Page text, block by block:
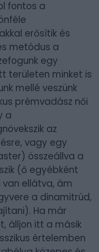
fontos a
erősítik és
metódus a
egy
területen minket is
mellé veszünk
prémvadász női
a
az
vagy egy
összeállva a
(ő egyébként
ellátva, ám
a dinamitrúd,
Ha már
álljon itt a másik
értelemben